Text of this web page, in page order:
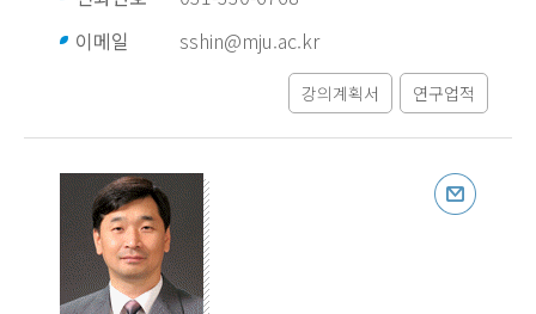
이메일
sshin@mju.ac.kr
강의계획서 연구업적